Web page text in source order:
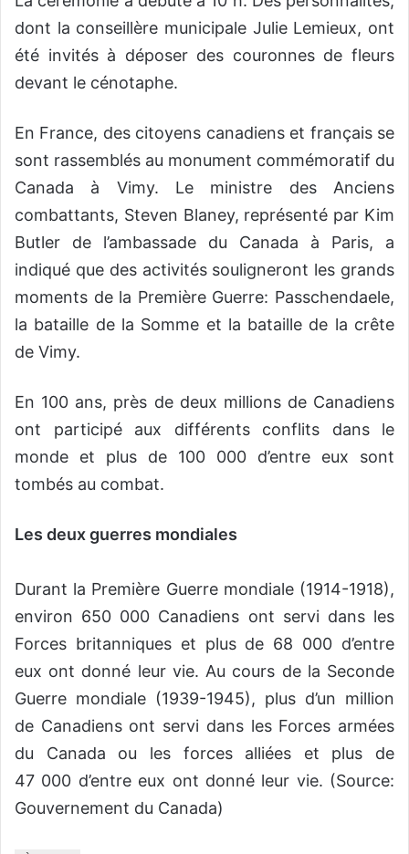
dont la conseillère municipale Julie Lemieux, ont
été invités à déposer des couronnes de fleurs
devant le cénotaphe.
En France, des citoyens canadiens et français se
sont rassemblés au monument commémoratif du
Canada à Vimy. Le ministre des Anciens
combattants, Steven Blaney, représenté par Kim
Butler de l’ambassade du Canada à Paris, a
indiqué que des activités souligneront les grands
moments de la Première Guerre: Passchendaele,
la bataille de la Somme et la bataille de la crête
de Vimy.
En 100 ans, près de deux millions de Canadiens
ont participé aux différents conflits dans le
monde et plus de 100 000 d’entre eux sont
tombés au combat.
Les deux guerres mondiales
Durant la Première Guerre mondiale (1914-1918),
environ 650 000 Canadiens ont servi dans les
Forces britanniques et plus de 68 000 d’entre
eux ont donné leur vie. Au cours de la Seconde
Guerre mondiale (1939-1945), plus d’un million
de Canadiens ont servi dans les Forces armées
du Canada ou les forces alliées et plus de
47 000 d’entre eux ont donné leur vie. (Source:
Gouvernement du Canada)